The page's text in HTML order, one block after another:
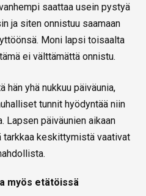
saattaa usein pystyä
ja siten onnistuu saamaan
Moni lapsi toisaalta
ei välttämättä onnistu.
yhä nukkuu päiväunia,
tunnit hyödyntää niin
Lapsen päiväunien aikaan
tarkkaa keskittymistä vaativat
myös etätöissä